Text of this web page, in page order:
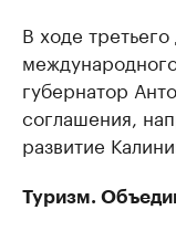
В ходе
губернатор
соглашения,
развитие
Туризм.